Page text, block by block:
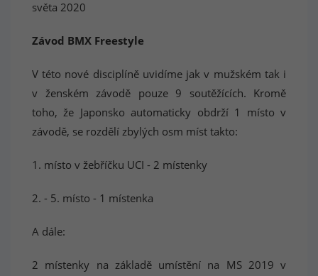
světa 2020
Závod BMX Freestyle
V této nové disciplíně uvidíme jak v mužském tak i
v ženském závodě pouze 9 soutěžících. Kromě
toho, že Japonsko automaticky obdrží 1 místo v
závodě, se rozdělí zbylých osm míst takto:
1. místo v žebříčku UCI - 2 místenky
2. - 5. místo - 1 místenka
A dále:
2 místenky na základě umístění na MS 2019 v